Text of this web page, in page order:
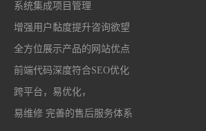
系统集成项目管理
增强用户黏度提升咨询欲望
全方位展示产品的网站优点
前端代码深度符合SEO优化
跨平台，易优化，
易维修 完善的售后服务体系